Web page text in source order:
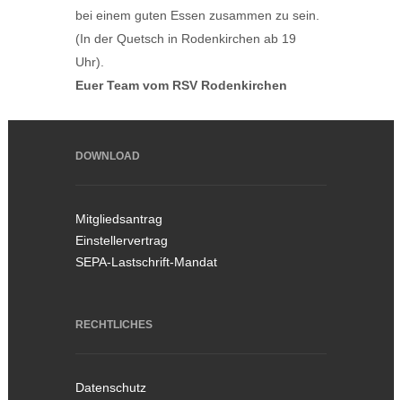
bei einem guten Essen zusammen zu sein.
(In der Quetsch in Rodenkirchen ab 19
Uhr).
Euer Team vom RSV Rodenkirchen
DOWNLOAD
Mitgliedsantrag
Einstellervertrag
SEPA-Lastschrift-Mandat
RECHTLICHES
Datenschutz